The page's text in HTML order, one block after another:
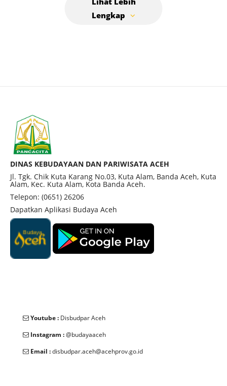
Daeng Mansyur, yang berasal dari keturunan Raja
cagar budaya penting di Kabupaten Pidie yang
memiliki nilai sejarah, agama, budaya, dan ilmu
pengetahuan. Beliau adalah leluhur raja-raja Aceh
berdarah Bugis. Salah satu putrinya menikah
dengan Sultan Iskandar Muda, dan dari pernikahan
tersebut lahir putri yang kemudian memerintah
Aceh, yaitu Sultanah Sri Tajul Alam Safiatuddin
Syah.
DINAS KEBUDAYAAN DAN PARIWISATA ACEH
Jl. Tgk. Chik Kuta Karang No.03, Kuta Alam, Banda Aceh, Kuta
Alam, Kec. Kuta Alam, Kota Banda Aceh.
Telepon: (0651) 26206
Dapatkan Aplikasi Budaya Aceh
Youtube : Disbudpar Aceh
Instagram :@budayaaceh
Email :disbudpar.aceh@acehprov.go.id